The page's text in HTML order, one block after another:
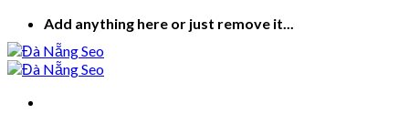
Skip
to
content
Add anything here or just remove it...